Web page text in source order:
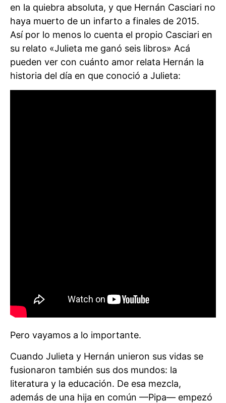
en la quiebra absoluta, y que Hernán Casciari no
haya muerto de un infarto a finales de 2015.
Así por lo menos lo cuenta el propio Casciari en
su relato «Julieta me ganó seis libros» Acá
pueden ver con cuánto amor relata Hernán la
historia del día en que conoció a Julieta:
Pero vayamos a lo importante.
Cuando Julieta y Hernán unieron sus vidas se
fusionaron también sus dos mundos: la
literatura y la educación. De esa mezcla,
además de una hija en común —Pipa— empezó